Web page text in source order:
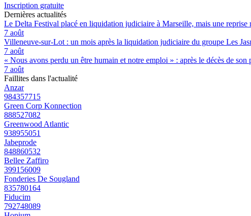
Inscription gratuite
Dernières actualités
Le Delta Festival placé en liquidation judiciaire à Marseille, mais une reprise
7 août
Villeneuve-sur-Lot : un mois après la liquidation judiciaire du groupe Les
7 août
« Nous avons perdu un être humain et notre emploi » : après le décès de
7 août
Faillites dans l'actualité
Anzar
984357715
Green Corp Konnection
888527082
Greenwood Atlantic
938955051
Jabeprode
848860532
Bellee Zaffiro
399156009
Fonderies De Sougland
835780164
Fiducim
792748089